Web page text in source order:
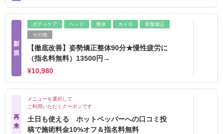
新
規
ボディケア ヘッド 整体 カイロ
骨盤矯正
その他
【徹底改善】姿勢矯正整体90分★慢性疲労に
（指名料無料）13500円→
¥10,980
再
来
メニューを選択して
ご利用いただくクーポンです
土日も使える ホットペッパーへの口コミ投
稿で施術料金10%オフ＆指名料無料